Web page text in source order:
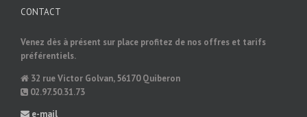
CONTACT
Venez dès à présent sur place profitez de nos offres et tarifs
préférentiels.
32 rue Victor Golvan, 56170 Quiberon
02.97.50.31.73
e-mail